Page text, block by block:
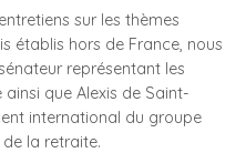
sur les thèmes
établis hors de France, nous
représentant les
que Alexis de Saint-
international du groupe
la retraite.